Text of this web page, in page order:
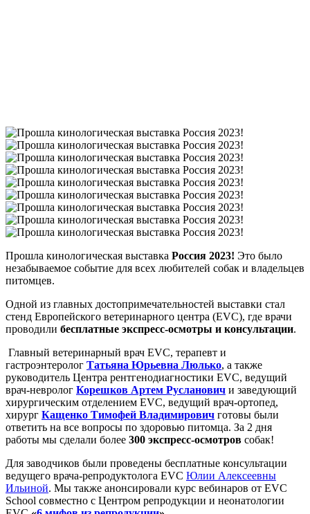
Прошла кинологическая выставка Россия 2023! Это было
незабываемое событие для всех любителей собак и владельцев
питомцев.
Одной из главных достопримечательностей выставки стал
стенд Европейского ветеринарного центра (EVC), где врачи
проводили бесплатные экспресс-осмотры и консультации.
Главный ветеринарный врач EVC, терапевт и
гастроэнтеролог Татьяна Юрьевна Люлько, а также
руководитель Центра рентгенодиагностики EVC, ведущий
врач-невролог Корешков Артем Русланович и заведующий
хирургическим отделением EVC, ведущий врач-ортопед,
хирург Кащенко Тимофей Владимирович готовы были
ответить на все вопросы по здоровью питомца. За 2 дня
работы мы сделали более 300 экспресс-осмотров собак!
Для заводчиков были проведены бесплатные консультации
ведущего врача-репродуктолога EVC Юлии Алексеевны
Ильиной. Мы также анонсировали курс вебинаров от EVC
School совместно с Центром репродукции и неонатологии